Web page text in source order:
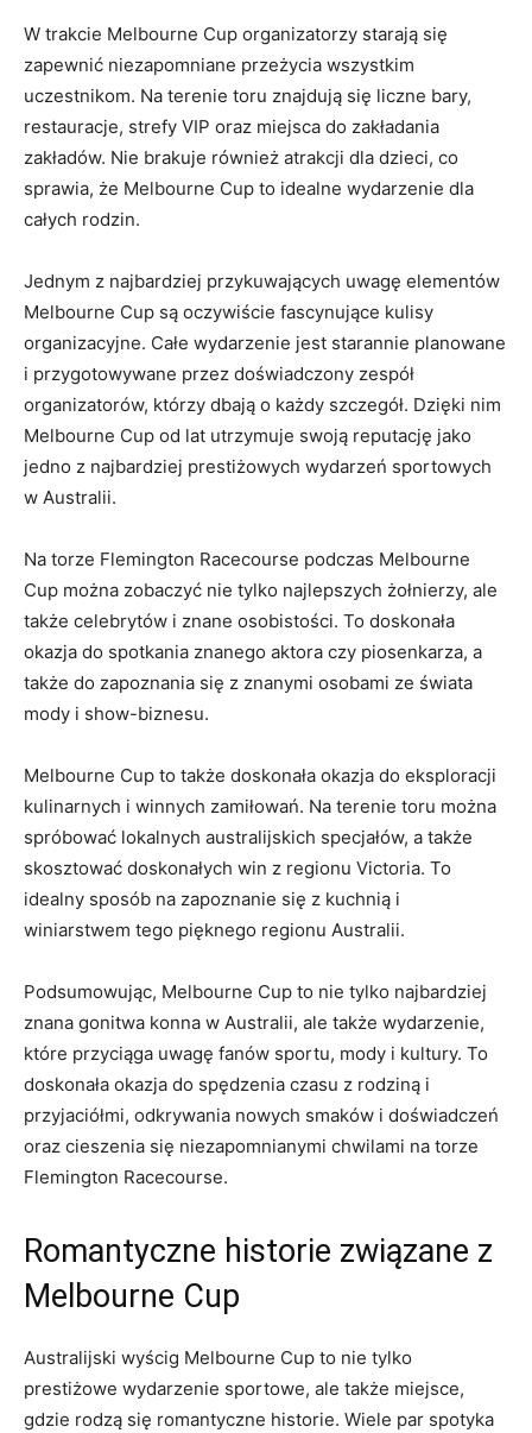
W trakcie Melbourne Cup organizatorzy starają się
zapewnić⁣ niezapomniane przeżycia‍ wszystkim
⁣uczestnikom. Na⁣ terenie toru ‍znajdują‍ się liczne‍ bary,
restauracje, strefy​ VIP oraz miejsca do zakładania
zakładów. Nie brakuje również atrakcji dla dzieci, co
sprawia, że Melbourne Cup to idealne wydarzenie ​dla
całych ​rodzin.
Jednym z najbardziej przykuwających uwagę elementów
Melbourne Cup są oczywiście fascynujące kulisy
organizacyjne. Całe wydarzenie jest‌ starannie ‍planowane
i przygotowywane przez doświadczony zespół
organizatorów, którzy dbają o każdy szczegół. Dzięki nim
Melbourne Cup od ‍lat utrzymuje swoją ⁢reputację jako
jedno⁤ z najbardziej‌ prestiżowych wydarzeń sportowych
w Australii.
Na torze Flemington Racecourse podczas Melbourne
Cup można​ zobaczyć nie tylko⁤ najlepszych żołnierzy,⁣ ale
także celebrytów i znane osobistości. To doskonała
okazja do spotkania⁤ znanego⁤ aktora czy piosenkarza,⁢ a
także do zapoznania się z znanymi osobami ⁣ze⁣ świata
mody i show-biznesu.
Melbourne ⁣Cup to⁣ także doskonała okazja do eksploracji
kulinarnych i winnych zamiłowań. Na ‍terenie toru ​można
spróbować lokalnych australijskich specjałów, a także
skosztować doskonałych win z​ regionu ​Victoria.⁢ To
idealny sposób na zapoznanie się⁣ z kuchnią ⁤i⁣
winiarstwem tego ‍pięknego regionu ​Australii.
Podsumowując, Melbourne Cup to nie tylko najbardziej
znana gonitwa konna⁣ w Australii, ale także wydarzenie,
które przyciąga uwagę fanów sportu, mody i kultury. To
doskonała okazja do spędzenia czasu⁤ z rodziną i⁤
przyjaciółmi, ⁣odkrywania nowych ⁤smaków⁢ i doświadczeń
oraz cieszenia się ‌niezapomnianymi chwilami‌ na torze
Flemington Racecourse.
Romantyczne historie ​związane z
⁢Melbourne ⁢Cup
Australijski wyścig ⁤Melbourne Cup to nie tylko
prestiżowe wydarzenie sportowe, ale ⁣także miejsce,
gdzie rodzą się romantyczne historie.⁢ Wiele par spotyka